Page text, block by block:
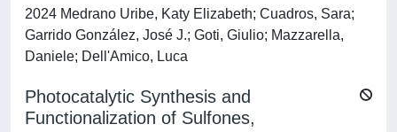
2024 Medrano Uribe, Katy Elizabeth; Cuadros, Sara;
Garrido González, José J.; Goti, Giulio; Mazzarella,
Daniele; Dell'Amico, Luca
Photocatalytic Synthesis and
Functionalization of Sulfones,